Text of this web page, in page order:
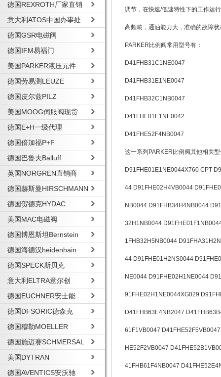
德国REXROTH厂家直销
意大利ATOS中国办事处
德国GSR电磁阀
德国IFM易福门
美国PARKER液压元件
德国劳易测LEUZE
德国皮尔兹PILZ
美国MOOG伺服阀现货
德国E+H一级代理
德国倍加福P+F
德国巴鲁夫Balluff
英国NORGREN直销商
德国赫斯曼HIRSCHMANN
德国贺德克HYDAC
美国MAC电磁阀
德国博恩斯坦Bernstein
德国海德汉heidenhain
德国SPECK斯贝克
意大利ELTRA意尔创
德国EUCHNER安士能
德国DI-SORIC德森克
德国穆勒MOELLER
德国施迈赛SCHMERSAL
美国DYTRAN
德国AVENTICS安沃驰
调节，在快速/低速特性下的工作运
高频响，通油能力大，准确的故障
PARKER比例阀常用型号有：
D41FHB31C1NE0047
D41FHB31E1NE0047
D41FHB32C1NB0047
D41FHE01E1NE0042
D41FHE52F4NB0047
这一系列PARKER比例阀其他相关
D91FHE01E1NE0044X760 CPT
44 D91FHE02H4VB0044
NB0044 D91FHB34H4NB0044
32H1NB0044
1FHB32H5NB0044
44 D91FHE01H2NS0044
NE0044 D91FHE02H1NE0044
91FHE02H1NE0044XG029
D41FHB63E4NB2047
61F1VB0047
HE52F2VB0047
41FHB61F4NB0047